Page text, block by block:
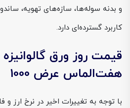
و بدنه سوله‌ها، سازه‌های تهویه،
کاربرد گسترده‌ای دارد.
هفت‌الماس عرض 1000
با توجه به تغییرات اخیر در نرخ ارز